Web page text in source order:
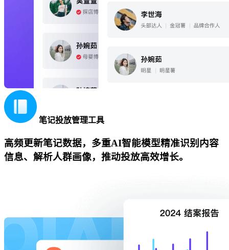
笔记投放管理工具
高频更新笔记数据，多重AI智能模型精准识别内容
信息、解析人群画像，推动投放高效增长。